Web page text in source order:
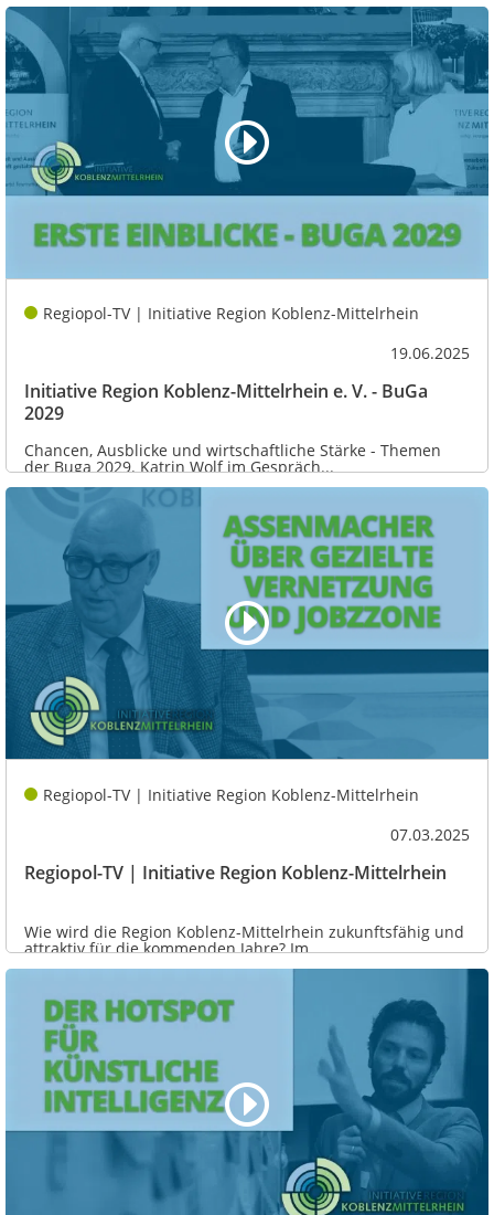
Regiopol-TV | Initiative Region Koblenz-Mittelrhein
19.06.2025
Initiative Region Koblenz-Mittelrhein e. V. - BuGa
2029
Chancen, Ausblicke und wirtschaftliche Stärke - Themen
der Buga 2029. Katrin Wolf im Gespräch...
Regiopol-TV | Initiative Region Koblenz-Mittelrhein
07.03.2025
Regiopol-TV | Initiative Region Koblenz-Mittelrhein
Wie wird die Region Koblenz-Mittelrhein zukunftsfähig und
attraktiv für die kommenden Jahre? Im...